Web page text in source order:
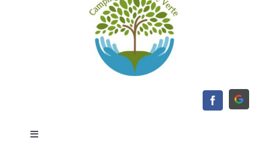
Toggle